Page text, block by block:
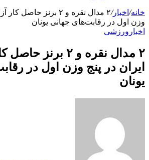
خانه/ اخبار/
۲ مدال نقره و ۲ برنز
وزن اول در رقابت‌های جهانی یونان
اخبار ورزشی
۲ مدال نقره و ۲
ایران در پنج وزن اول در
یونان